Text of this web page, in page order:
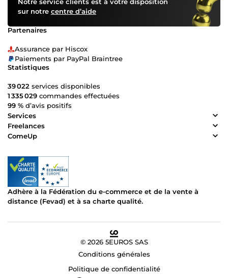
sur notre centre d’aide
Partenaires
Assurance par Hiscox
Paiements par PayPal Braintree
Statistiques
39 022 services disponibles
1 335 029 commandes effectuées
99 % d’avis positifs
Services
Freelances
ComeUp
Adhère à la Fédération du e-commerce et de la vente à
distance (Fevad) et à sa charte qualité.
© 2026 5EUROS SAS
Conditions générales
Politique de confidentialité